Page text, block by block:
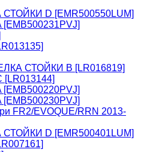
D [EMR500550LUM]
СТОЙКИ B [LR016819]
FR2/EVOQUE/RRN 2013-
D [EMR500401LUM]